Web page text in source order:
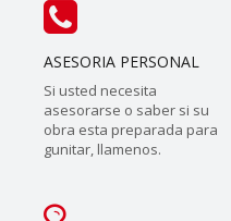
ASESORIA PERSONAL
Si usted necesita
asesorarse o saber si su
obra esta preparada para
gunitar, llamenos.